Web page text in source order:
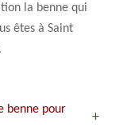
la benne qui
êtes à Saint
benne pour